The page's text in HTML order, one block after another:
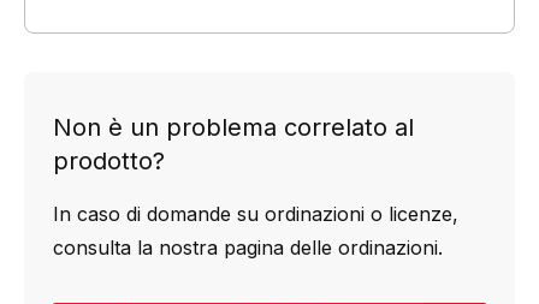
Non è un problema correlato al
prodotto?
In caso di domande su ordinazioni o licenze,
consulta la nostra pagina delle ordinazioni.